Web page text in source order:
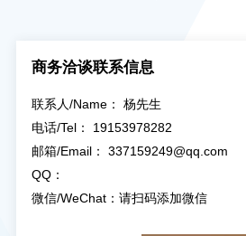
商务洽谈联系信息
联系人/Name： 杨先生
电话/Tel： 19153978282
邮箱/Email： 337159249@qq.com
QQ：
微信/WeChat：请扫码添加微信